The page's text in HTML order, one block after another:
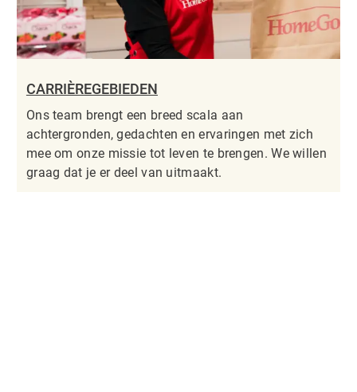
CARRIÈREGEBIEDEN
Ons team brengt een breed scala aan
achtergronden, gedachten en ervaringen met zich
mee om onze missie tot leven te brengen. We willen
graag dat je er deel van uitmaakt.